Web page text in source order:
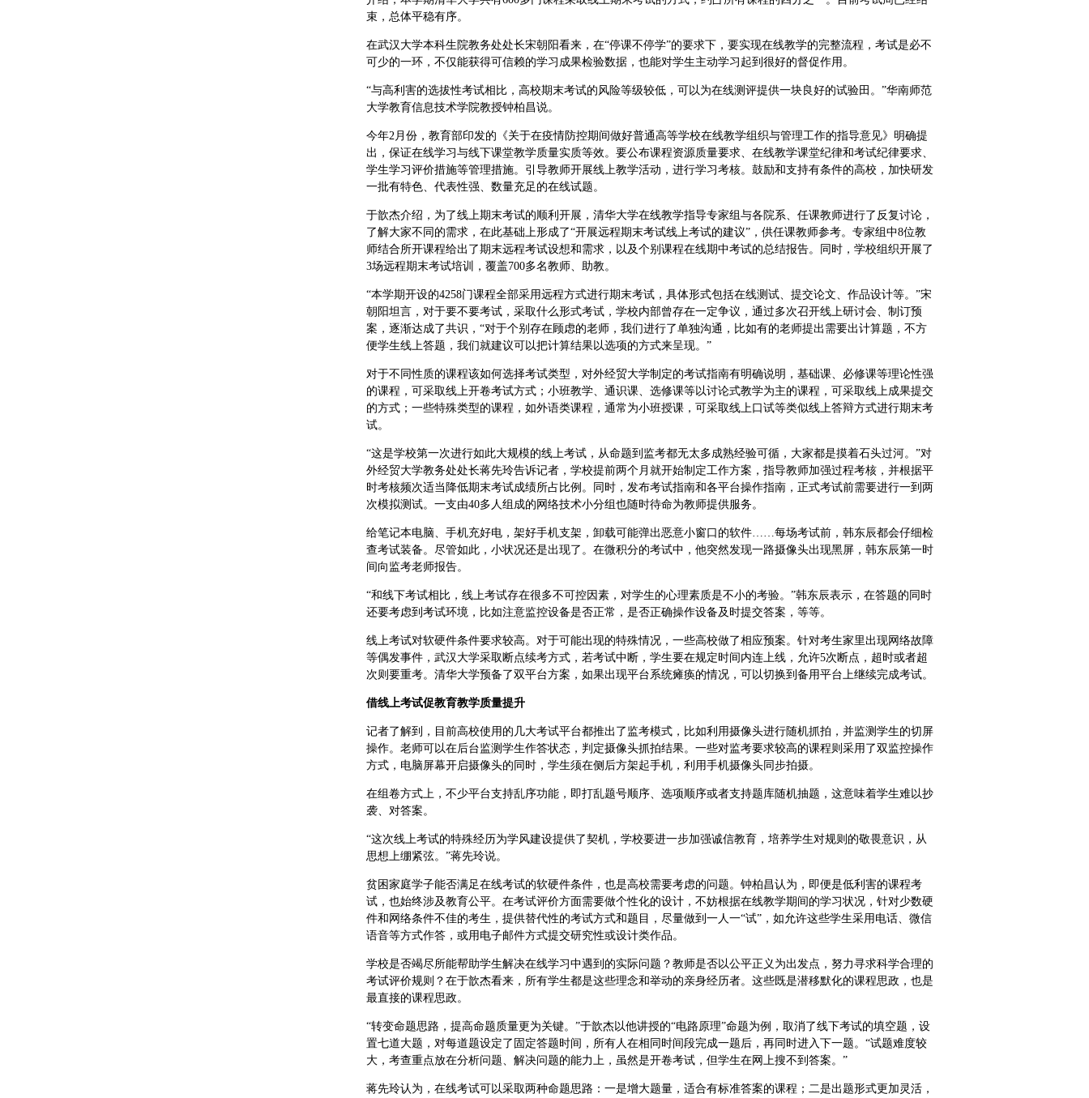
束，总体平稳有序。
在武汉大学本科生院教务处处长宋朝阳看来，在“停课不停学”的要求下，要实现在线教学的完整流程，考试是必不
可少的一环，不仅能获得可信赖的学习成果检验数据，也能对学生主动学习起到很好的督促作用。
“与高利害的选拔性考试相比，高校期末考试的风险等级较低，可以为在线测评提供一块良好的试验田。”华南师范
大学教育信息技术学院教授钟柏昌说。
今年2月份，教育部印发的《关于在疫情防控期间做好普通高等学校在线教学组织与管理工作的指导意见》明确提
出，保证在线学习与线下课堂教学质量实质等效。要公布课程资源质量要求、在线教学课堂纪律和考试纪律要求、
学生学习评价措施等管理措施。引导教师开展线上教学活动，进行学习考核。鼓励和支持有条件的高校，加快研发
一批有特色、代表性强、数量充足的在线试题。
于歆杰介绍，为了线上期末考试的顺利开展，清华大学在线教学指导专家组与各院系、任课教师进行了反复讨论，
了解大家不同的需求，在此基础上形成了“开展远程期末考试线上考试的建议”，供任课教师参考。专家组中8位教
师结合所开课程给出了期末远程考试设想和需求，以及个别课程在线期中考试的总结报告。同时，学校组织开展了
3场远程期末考试培训，覆盖700多名教师、助教。
“本学期开设的4258门课程全部采用远程方式进行期末考试，具体形式包括在线测试、提交论文、作品设计等。”宋
朝阳坦言，对于要不要考试，采取什么形式考试，学校内部曾存在一定争议，通过多次召开线上研讨会、制订预
案，逐渐达成了共识，“对于个别存在顾虑的老师，我们进行了单独沟通，比如有的老师提出需要出计算题，不方
便学生线上答题，我们就建议可以把计算结果以选项的方式来呈现。”
对于不同性质的课程该如何选择考试类型，对外经贸大学制定的考试指南有明确说明，基础课、必修课等理论性强
的课程，可采取线上开卷考试方式；小班教学、通识课、选修课等以讨论式教学为主的课程，可采取线上成果提交
的方式；一些特殊类型的课程，如外语类课程，通常为小班授课，可采取线上口试等类似线上答辩方式进行期末考
试。
“这是学校第一次进行如此大规模的线上考试，从命题到监考都无太多成熟经验可循，大家都是摸着石头过河。”对
外经贸大学教务处处长蒋先玲告诉记者，学校提前两个月就开始制定工作方案，指导教师加强过程考核，并根据平
时考核频次适当降低期末考试成绩所占比例。同时，发布考试指南和各平台操作指南，正式考试前需要进行一到两
次模拟测试。一支由40多人组成的网络技术小分组也随时待命为教师提供服务。
给笔记本电脑、手机充好电，架好手机支架，卸载可能弹出恶意小窗口的软件……每场考试前，韩东辰都会仔细检
查考试装备。尽管如此，小状况还是出现了。在微积分的考试中，他突然发现一路摄像头出现黑屏，韩东辰第一时
间向监考老师报告。
“和线下考试相比，线上考试存在很多不可控因素，对学生的心理素质是不小的考验。”韩东辰表示，在答题的同时
还要考虑到考试环境，比如注意监控设备是否正常，是否正确操作设备及时提交答案，等等。
线上考试对软硬件条件要求较高。对于可能出现的特殊情况，一些高校做了相应预案。针对考生家里出现网络故障
等偶发事件，武汉大学采取断点续考方式，若考试中断，学生要在规定时间内连上线，允许5次断点，超时或者超
次则要重考。清华大学预备了双平台方案，如果出现平台系统瘫痪的情况，可以切换到备用平台上继续完成考试。
借线上考试促教育教学质量提升
记者了解到，目前高校使用的几大考试平台都推出了监考模式，比如利用摄像头进行随机抓拍，并监测学生的切屏
操作。老师可以在后台监测学生作答状态，判定摄像头抓拍结果。一些对监考要求较高的课程则采用了双监控操作
方式，电脑屏幕开启摄像头的同时，学生须在侧后方架起手机，利用手机摄像头同步拍摄。
在组卷方式上，不少平台支持乱序功能，即打乱题号顺序、选项顺序或者支持题库随机抽题，这意味着学生难以抄
袭、对答案。
“这次线上考试的特殊经历为学风建设提供了契机，学校要进一步加强诚信教育，培养学生对规则的敬畏意识，从
思想上绷紧弦。”蒋先玲说。
贫困家庭学子能否满足在线考试的软硬件条件，也是高校需要考虑的问题。钟柏昌认为，即便是低利害的课程考
试，也始终涉及教育公平。在考试评价方面需要做个性化的设计，不妨根据在线教学期间的学习状况，针对少数硬
件和网络条件不佳的考生，提供替代性的考试方式和题目，尽量做到一人一“试”，如允许这些学生采用电话、微信
语音等方式作答，或用电子邮件方式提交研究性或设计类作品。
学校是否竭尽所能帮助学生解决在线学习中遇到的实际问题？教师是否以公平正义为出发点，努力寻求科学合理的
考试评价规则？在于歆杰看来，所有学生都是这些理念和举动的亲身经历者。这些既是潜移默化的课程思政，也是
最直接的课程思政。
“转变命题思路，提高命题质量更为关键。”于歆杰以他讲授的“电路原理”命题为例，取消了线下考试的填空题，设
置七道大题，对每道题设定了固定答题时间，所有人在相同时间段完成一题后，再同时进入下一题。“试题难度较
大，考查重点放在分析问题、解决问题的能力上，虽然是开卷考试，但学生在网上搜不到答案。”
蒋先玲认为，在线考试可以采取两种命题思路：一是增大题量，适合有标准答案的课程；二是出题形式更加灵活，